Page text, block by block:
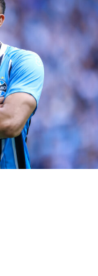
deixar o
Olivera teria
Gaúcho
se
que Kike está
além de ter
vê espaço